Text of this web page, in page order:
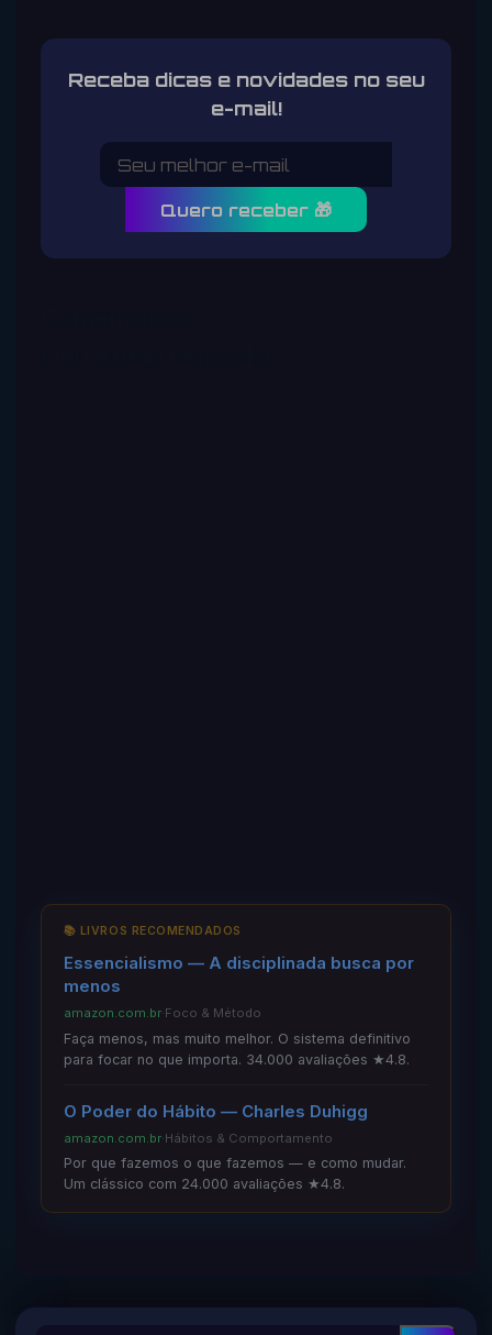
Receba dicas e novidades no seu
e-mail!
Quero receber 🎁
📚 LIVROS RECOMENDADOS
Essencialismo — A disciplinada busca por
menos
amazon.com.br·Foco & Método
Faça menos, mas muito melhor. O sistema definitivo
para focar no que importa. 34.000 avaliações ★4.8.
O Poder do Hábito — Charles Duhigg
amazon.com.br·Hábitos & Comportamento
Por que fazemos o que fazemos — e como mudar.
Um clássico com 24.000 avaliações ★4.8.